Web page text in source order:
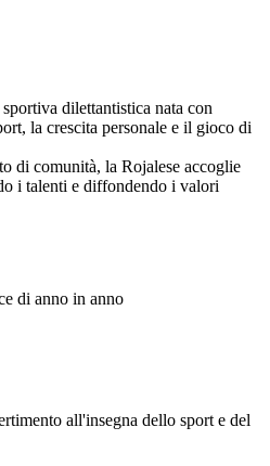
dilettantistica nata con
la crescita personale e il gioco di
di comunità, la Rojalese accoglie
i talenti e diffondendo i valori
di anno in anno
all'insegna dello sport e del